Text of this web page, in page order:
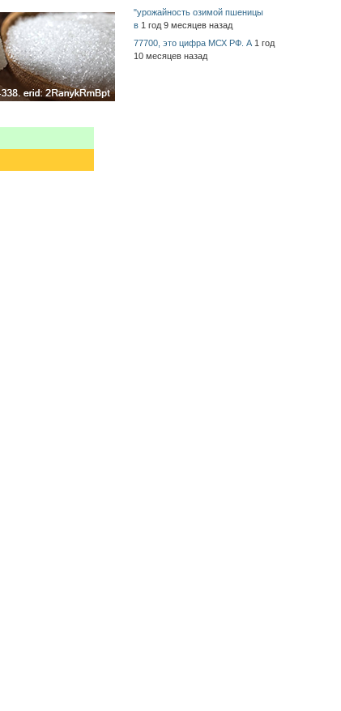
"урожайность озимой пшеницы
в 1 год 9 месяцев назад
77700, это цифра МСХ РФ. А 1 год
10 месяцев назад